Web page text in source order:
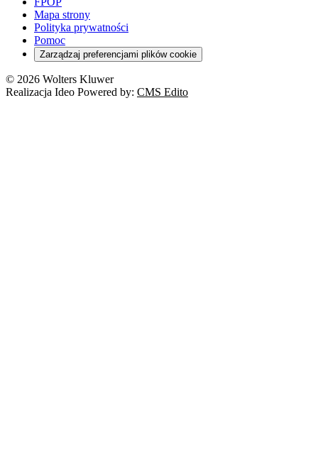
Kredyty
Cło
Deregulacja
Cyberbezpieczeństwo
Franczyza
Prawo autorskie
Turystyka
Orzeczenia
RODO
Mapa strony
Polityka prywatności
Pomoc
Zarządzaj preferencjami plików cookie
© 2026 Wolters Kluwer
Realizacja Ideo Powered by: CMS Edito